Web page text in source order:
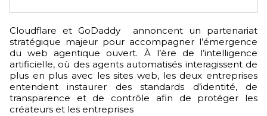
Cloudflare et GoDaddy annoncent un partenariat
stratégique majeur pour accompagner l’émergence
du web agentique ouvert. À l’ère de l’intelligence
artificielle, où des agents automatisés interagissent de
plus en plus avec les sites web, les deux entreprises
entendent instaurer des standards d’identité, de
transparence et de contrôle afin de protéger les
créateurs et les entreprises